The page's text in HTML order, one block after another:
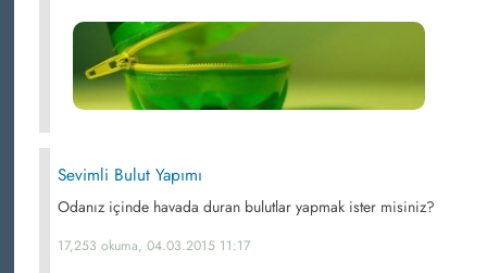
Sevimli Bulut Yapımı
Odanız içinde havada duran bulutlar yapmak ister misiniz?
17,253 okuma, 04.03.2015 11:17